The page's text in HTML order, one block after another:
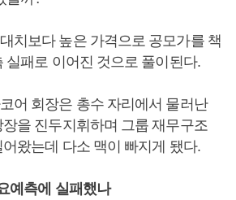
치보다 높은 가격으로 공모가를 책
실패로 이어진 것으로 풀이된다.
어 회장은 총수 자리에서 물러난
을 진두지휘하며 그룹 재무구조
왔는데 다소 맥이 빠지게 됐다.
예측에 실패했나